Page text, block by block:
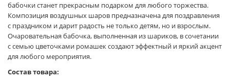
бабочки станет прекрасным подарком для любого торжества.
Композиция воздушных шаров предназначена для поздравления
с праздником и дарит радость не только детям, но и взрослым.
Очаровательная бабочка, выполненная из шариков, в сочетании
с семью цветочками ромашек создают эффектный и яркий акцент
для любого мероприятия.
Состав товара: